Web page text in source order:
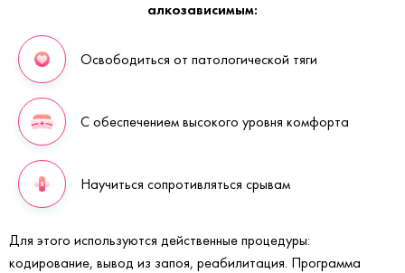
алкозависимым:
Освободиться от патологической тяги
С обеспечением высокого уровня комфорта
Научиться сопротивляться срывам
Для этого используются действенные процедуры:
кодирование, вывод из запоя, реабилитация. Программа